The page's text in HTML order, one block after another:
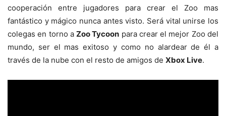
cooperación entre jugadores para crear el Zoo mas
fantástico y mágico nunca antes visto. Será vital unirse los
colegas en torno aZoo Tycoon para crear el mejor Zoo del
mundo, ser el mas exitoso y como no alardear de él a
través de la nube con el resto de amigos de Xbox Live.